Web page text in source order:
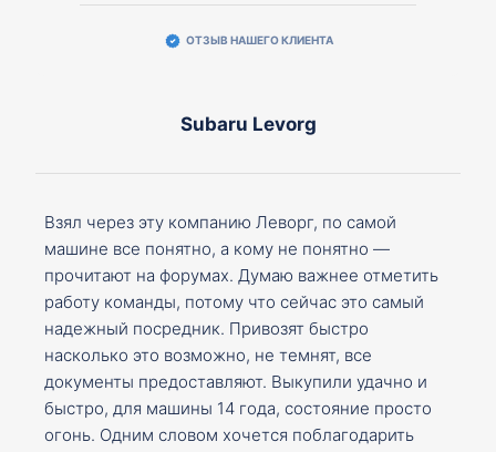
ОТЗЫВ НАШЕГО КЛИЕНТА
Subaru Levorg
Взял через эту компанию Леворг, по самой
машине все понятно, а кому не понятно —
прочитают на форумах. Думаю важнее отметить
работу команды, потому что сейчас это самый
надежный посредник. Привозят быстро
насколько это возможно, не темнят, все
документы предоставляют. Выкупили удачно и
быстро, для машины 14 года, состояние просто
огонь. Одним словом хочется поблагодарить